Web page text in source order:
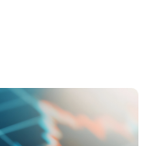
představuje pro
nový pětiletý
následovat ještě